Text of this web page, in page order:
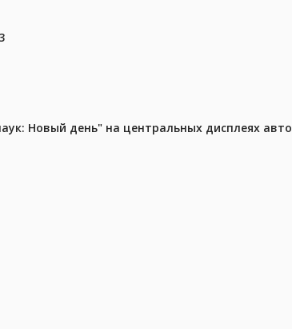
Новый день" на центральных дисплеях авто